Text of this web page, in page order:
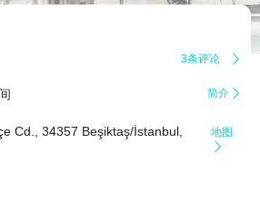
3条评论 
简介 
Cd., 34357 Beşiktaş/İstanbul,
地图
